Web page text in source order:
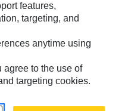
Dilindungi UU.
features,
targeting, and
anytime using
agree to the use of
targeting cookies.